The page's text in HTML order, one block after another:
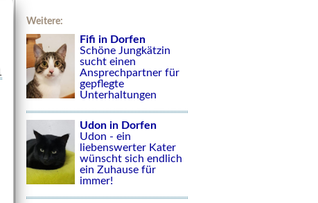
Weitere:
Fifi in Dorfen
Schöne Jungkätzin
sucht einen
Ansprechpartner für
gepflegte
Unterhaltungen
Udon in Dorfen
Udon - ein
liebenswerter Kater
wünscht sich endlich
ein Zuhause für
immer!